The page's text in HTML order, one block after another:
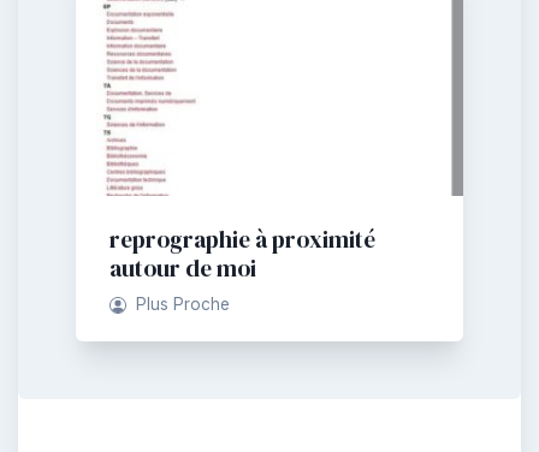
reprographie à proximité
autour de moi
Plus Proche